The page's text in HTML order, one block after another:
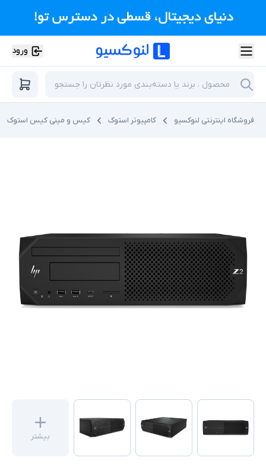
ورود
فروشگاه اینترنتی لنوکسیو کامپیوتر استوک کیس و مینی کیس استوک
بیشتر